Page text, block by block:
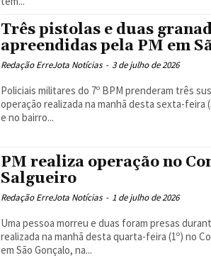
Três pistolas e duas
apreendidas pela PM em
Redação ErreJota Notícias - 3 de julho de 2026
Policiais militares do 7º BPM prenderam três
operação realizada na manhã desta sexta-feira
e no bairro...
PM realiza operação no
Salgueiro
Redação ErreJota Notícias - 1 de julho de 2026
Uma pessoa morreu e duas foram presas
realizada na manhã desta quarta-feira (1º) no
em São Gonçalo, na...